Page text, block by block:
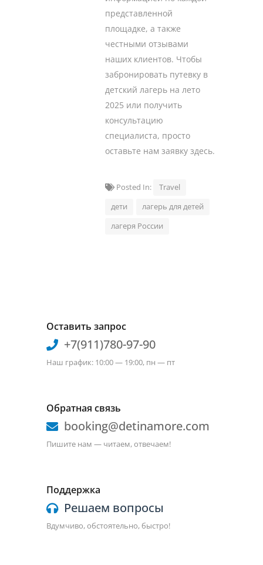
представленной
площадке, а также
честными отзывами
наших клиентов. Чтобы
забронировать путевку в
детский лагерь на лето
2025 или получить
консультацию
специалиста, просто
оставьте нам заявку здесь.
Posted In:
Travel
дети
лагерь для детей
лагеря России
Оставить запрос
+7(911)780-97-90
Наш график: 10:00 — 19:00, пн — пт
Обратная связь
booking@detinamore.com
Пишите нам — читаем, отвечаем!
Поддержка
Решаем вопросы
Вдумчиво, обстоятельно, быстро!